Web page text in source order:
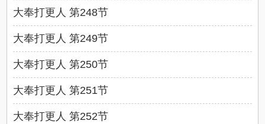
大奉打更人 第248节
大奉打更人 第249节
大奉打更人 第250节
大奉打更人 第251节
大奉打更人 第252节